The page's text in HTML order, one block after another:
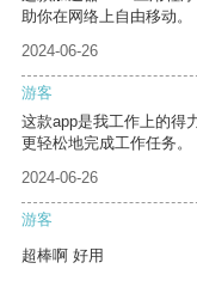
助你在网络上自由移动。
2024-06-26
游客
这款app是我工作上的得
更轻松地完成工作任务。
2024-06-26
游客
超棒啊 好用